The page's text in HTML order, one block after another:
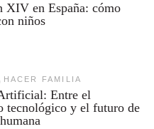
XIV en España: cómo
niños
HACER FAMILIA
Entre el
tecnológico y el futuro de